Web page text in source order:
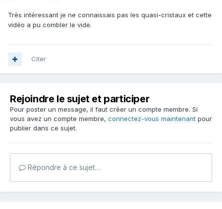
Très intéressant je ne connaissais pas les quasi-cristaux et cette
vidéo a pu combler le vide.
Citer
Rejoindre le sujet et participer
Pour poster un message, il faut créer un compte membre. Si
vous avez un compte membre, connectez-vous maintenant pour
publier dans ce sujet.
Répondre à ce sujet…